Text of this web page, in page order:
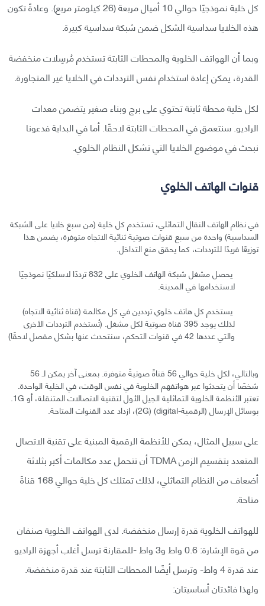
كل خلية نموذجيًا حوالي 10 أميال مربعة (26 كيلومتر مربع). وعادةً تكون
هذه الخلايا سداسية الشكل ضمن شبكة سداسية كبيرة.
وبما أن الهواتف الخلوية والمحطات الثابتة تستخدم مُرسِلات منخفضة
القدرة، يمكن إعادة استخدام نفس الترددات في الخلايا غير المتجاورة.
لكل خلية محطة ثابتة تحتوي على برج وبناء صغير يتضمن معدات
الراديو. سنتعمق في المحطات الثابتة لاحقًا. أما في البداية فدعونا
نبحث في موضوع الخلايا التي تشكل النظام الخلوي.
قنوات الهاتف الخلوي
في نظام الهاتف النقال التماثلي، تستخدم كل خلية (من سبع خلايا على الشبكة
السداسية) واحدة من سبع قنوات صوتية ثنائية الاتجاه متوفرة، يضمن هذا
توزيعًا فريدًا للترددات، كما يحقق منع التداخل.
يحصل مشغل شبكة الهاتف الخلوي على 832 ترددًا لاسلكيًا نموذجيًا
لاستخدامها في المدينة.
يستخدم كل هاتف خلوي ترددين في كل مكالمة (قناة ثنائية الاتجاه)
لذلك يوجد 395 قناة صوتية لكل مشغل. (تُستخدم الترددات الأخرى
والتي عددها 42 في قنوات التحكم، سنتحدث عنها بشكل مفصل لاحقًا)
وبالتالي، لكل خلية حوالي 56 قناةً صوتيةً متوفرة. بمعنى آخر يمكن لـ 56
شخصًا أن يتحدثوا عبر هواتفهم الخلوية في نفس الوقت، في الخلية الواحدة.
تعتبر الأنظمة الخلوية التماثلية الجيل الأول لتقنية الاتصالات المتنقلة، أو 1G.
بوسائل الإرسال (الرقمية-digital) (2G)، ازداد عدد القنوات المتاحة.
على سبيل المثال، يمكن للأنظمة الرقمية المبنية على تقنية الاتصال
المتعدد بتقسيم الزمن TDMA أن تتحمل عدد مكالمات أكبر بثلاثة
أضعاف من النظام التماثلي، لذلك تمتلك كل خلية حوالي 168 قناةً
متاحة.
للهواتف الخلوية قدرة إرسال منخفضة. لدى الهواتف الخلوية صنفان
من قوة الإشارة: 0.6 واط و3 واط -للمقارنة ترسل أغلب أجهزة الراديو
عند قدرة 4 واط- وترسل أيضًا المحطات الثابتة عند قدرة منخفضة.
ولهذا فائدتان أساسيتان: